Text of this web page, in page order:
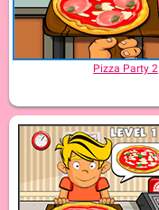
Pizza Party 2